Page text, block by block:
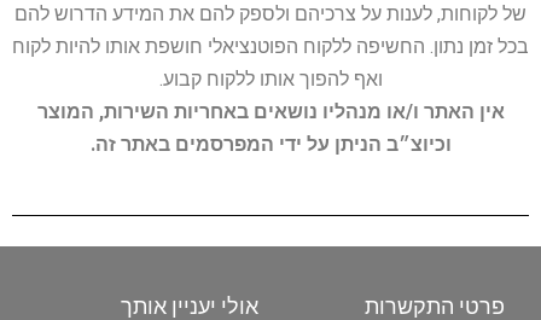
של לקוחות, לענות על צרכיהם ולספק להם את המידע הדרוש להם
בכל זמן נתון. החשיפה ללקוח הפוטנציאלי חושפת אותו להיות לקוח
ואף להפוך אותו ללקוח קבוע.
אין האתר ו/או מנהליו נושאים באחריות השירות, המוצר
וכיוצ״ב הניתן על ידי המפרסמים באתר זה.
פרטי התקשרות אולי יעניין אותך